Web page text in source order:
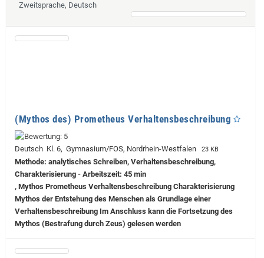
Zweitsprache, Deutsch
(Mythos des) Prometheus Verhaltensbeschreibung
Deutsch Kl. 6, Gymnasium/FOS, Nordrhein-Westfalen 23 KB
Methode: analytisches Schreiben, Verhaltensbeschreibung,
Charakterisierung - Arbeitszeit: 45 min
, Mythos Prometheus Verhaltensbeschreibung Charakterisierung
Mythos der Entstehung des Menschen als Grundlage einer
Verhaltensbeschreibung Im Anschluss kann die Fortsetzung des
Mythos (Bestrafung durch Zeus) gelesen werden